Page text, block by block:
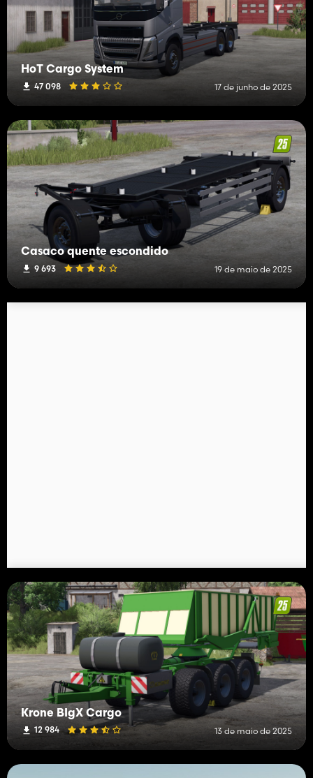
HoT Cargo System
47 098 17 de junho de 2025
Casaco quente escondido
9 693 19 de maio de 2025
Krone BIgX Cargo
12 984 13 de maio de 2025